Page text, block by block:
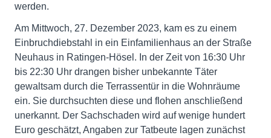
werden.
Am Mittwoch, 27. Dezember 2023, kam es zu einem
Einbruchdiebstahl in ein Einfamilienhaus an der Straße
Neuhaus in Ratingen-Hösel. In der Zeit von 16:30 Uhr
bis 22:30 Uhr drangen bisher unbekannte Täter
gewaltsam durch die Terrassentür in die Wohnräume
ein. Sie durchsuchten diese und flohen anschließend
unerkannt. Der Sachschaden wird auf wenige hundert
Euro geschätzt, Angaben zur Tatbeute lagen zunächst